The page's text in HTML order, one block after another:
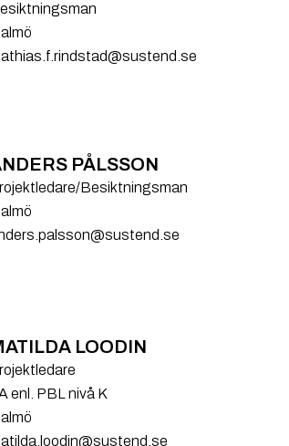
PÅLSSON
Besiktningsman
LOODIN
enl. PBL nivå K